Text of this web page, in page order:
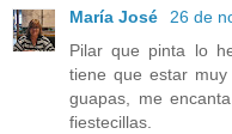
María José
26 de
Pilar que pinta lo
tiene que estar
guapas, me
fiestecillas.